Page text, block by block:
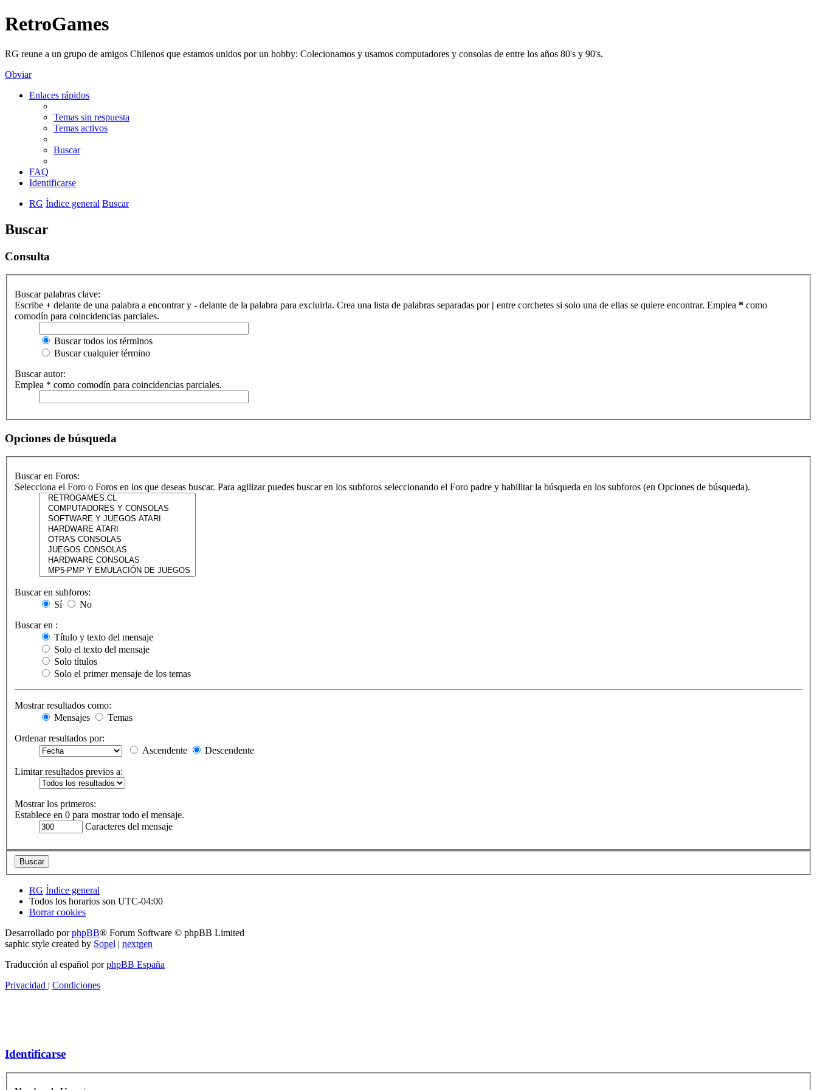
RetroGames
RG reune a un grupo de amigos Chilenos que estamos unidos por un hobby: Colecionamos y usamos computadores y consolas de entre los años 80's y 90's.
Obviar
Enlaces rápidos
Temas sin respuesta
Temas activos
Buscar
FAQ
Identificarse
RG Índice general Buscar
Buscar
Consulta
Buscar palabras clave:
Escribe + delante de una palabra a encontrar y - delante de la palabra para excluirla. Crea una lista de palabras separadas por | entre corchetes si solo una de ellas se quiere encontrar. Emplea * como
comodín para coincidencias parciales.
Buscar todos los términos
Buscar cualquier término
Buscar autor:
Emplea * como comodín para coincidencias parciales.
Opciones de búsqueda
Buscar en Foros:
Selecciona el Foro o Foros en los que deseas buscar. Para agilizar puedes buscar en los subforos seleccionando el Foro padre y habilitar la búsqueda en los subforos (en Opciones de búsqueda).
Buscar en subforos:
Sí
No
Buscar en :
Título y texto del mensaje
Solo el texto del mensaje
Solo títulos
Solo el primer mensaje de los temas
Mostrar resultados como:
Mensajes
Temas
Ordenar resultados por:
Ascendente
Descendente
Limitar resultados previos a:
Mostrar los primeros:
Establece en 0 para mostrar todo el mensaje.
Caracteres del mensaje
RG Índice general
Todos los horarios son UTC-04:00
Borrar cookies
Desarrollado porphpBB® Forum Software © phpBB Limited
saphic style created by Sopel | nextgen
Traducción al español porphpBB España
Privacidad | Condiciones
Identificarse